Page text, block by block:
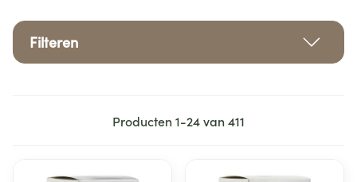
Filteren
Producten1-24van411